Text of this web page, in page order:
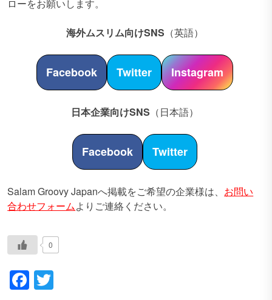
ローをお願いします。
海外ムスリム向けSNS （英語）
Facebook Twitter Instagram
日本企業向けSNS （日本語）
Facebook Twitter
Salam Groovy Japanへ掲載をご希望の企業様は、 お問い
合わせフォームよりご連絡ください。
0
Facebook